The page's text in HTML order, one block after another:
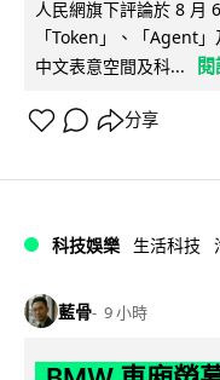
人民網旗下評論於 8 月
「Token」、「Agent
中文表意空間及科...
分享
科技娛樂 生活科技
藍骨 9 小時